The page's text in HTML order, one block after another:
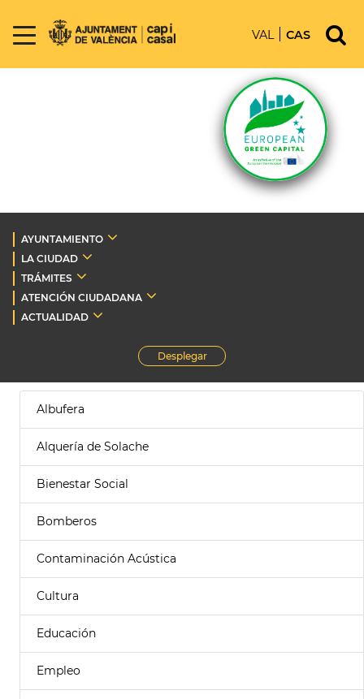
VAL CAS
AYUNTAMIENTO
LA CIUDAD
TRÁMITES
ATENCIÓN CIUDADANA
ACTUALIDAD
Desplegar
Albufera
Alquería de Solache
Bienestar Social
Bomberos
Contaminación Acústica
Cultura
Educación
Empleo